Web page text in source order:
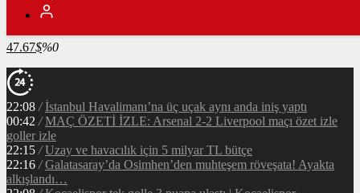
TETHER
47.67$%0
22:08 / İstanbul Havalimanı’na üç uçak aynı anda iniş yaptı
00:42 / MAÇ ÖZETİ İZLE: Arsenal 2-2 Liverpool maçı özet izle
goller izle
22:15 / Uzay ve havacılık için 5 milyar TL bütçe
22:16 / Galatasaray’da Osimhen’den muhteşem röveşata! Ayakta
alkışlandı…